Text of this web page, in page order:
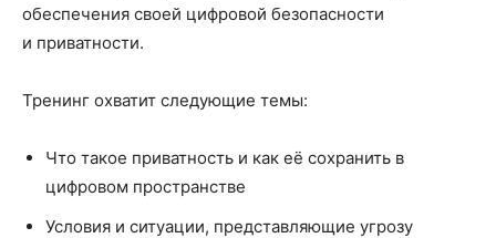
обеспечения своей цифровой безопасности
и приватности.
Тренинг охватит следующие темы:
Что такое приватность и как её сохранить в
цифровом пространстве
Условия и ситуации, представляющие угрозу